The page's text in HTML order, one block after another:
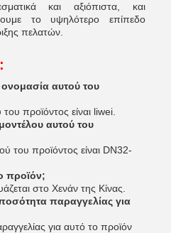
και αξιόπιστα, και
το υψηλότερο επίπεδο
πελατών.
αυτού του
προϊόντος είναι liwei.
αυτού του
του προϊόντος είναι DN32-
προϊόν;
στο Χενάν της Κίνας.
παραγγελίας για
για αυτό το προϊόν